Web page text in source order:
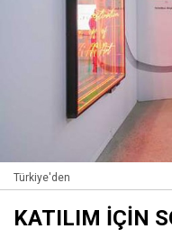
Türkiye'den
KATILIM İÇİN